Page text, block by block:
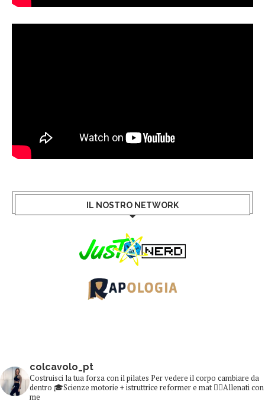
IL NOSTRO NETWORK
colcavolo_pt
Costruisci la tua forza con il pilates Per vedere il corpo cambiare da
dentro 🎓Scienze motorie + istruttrice reformer e mat 👇🏻Allenati con
me